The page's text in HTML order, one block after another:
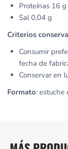
Proteínas 16 g
Sal 0,04 g
Criterios
Consumir
fecha de
Conservar en
Formato: estuche